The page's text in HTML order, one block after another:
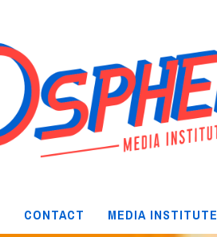
CONTACT MEDIA INSTITUTE